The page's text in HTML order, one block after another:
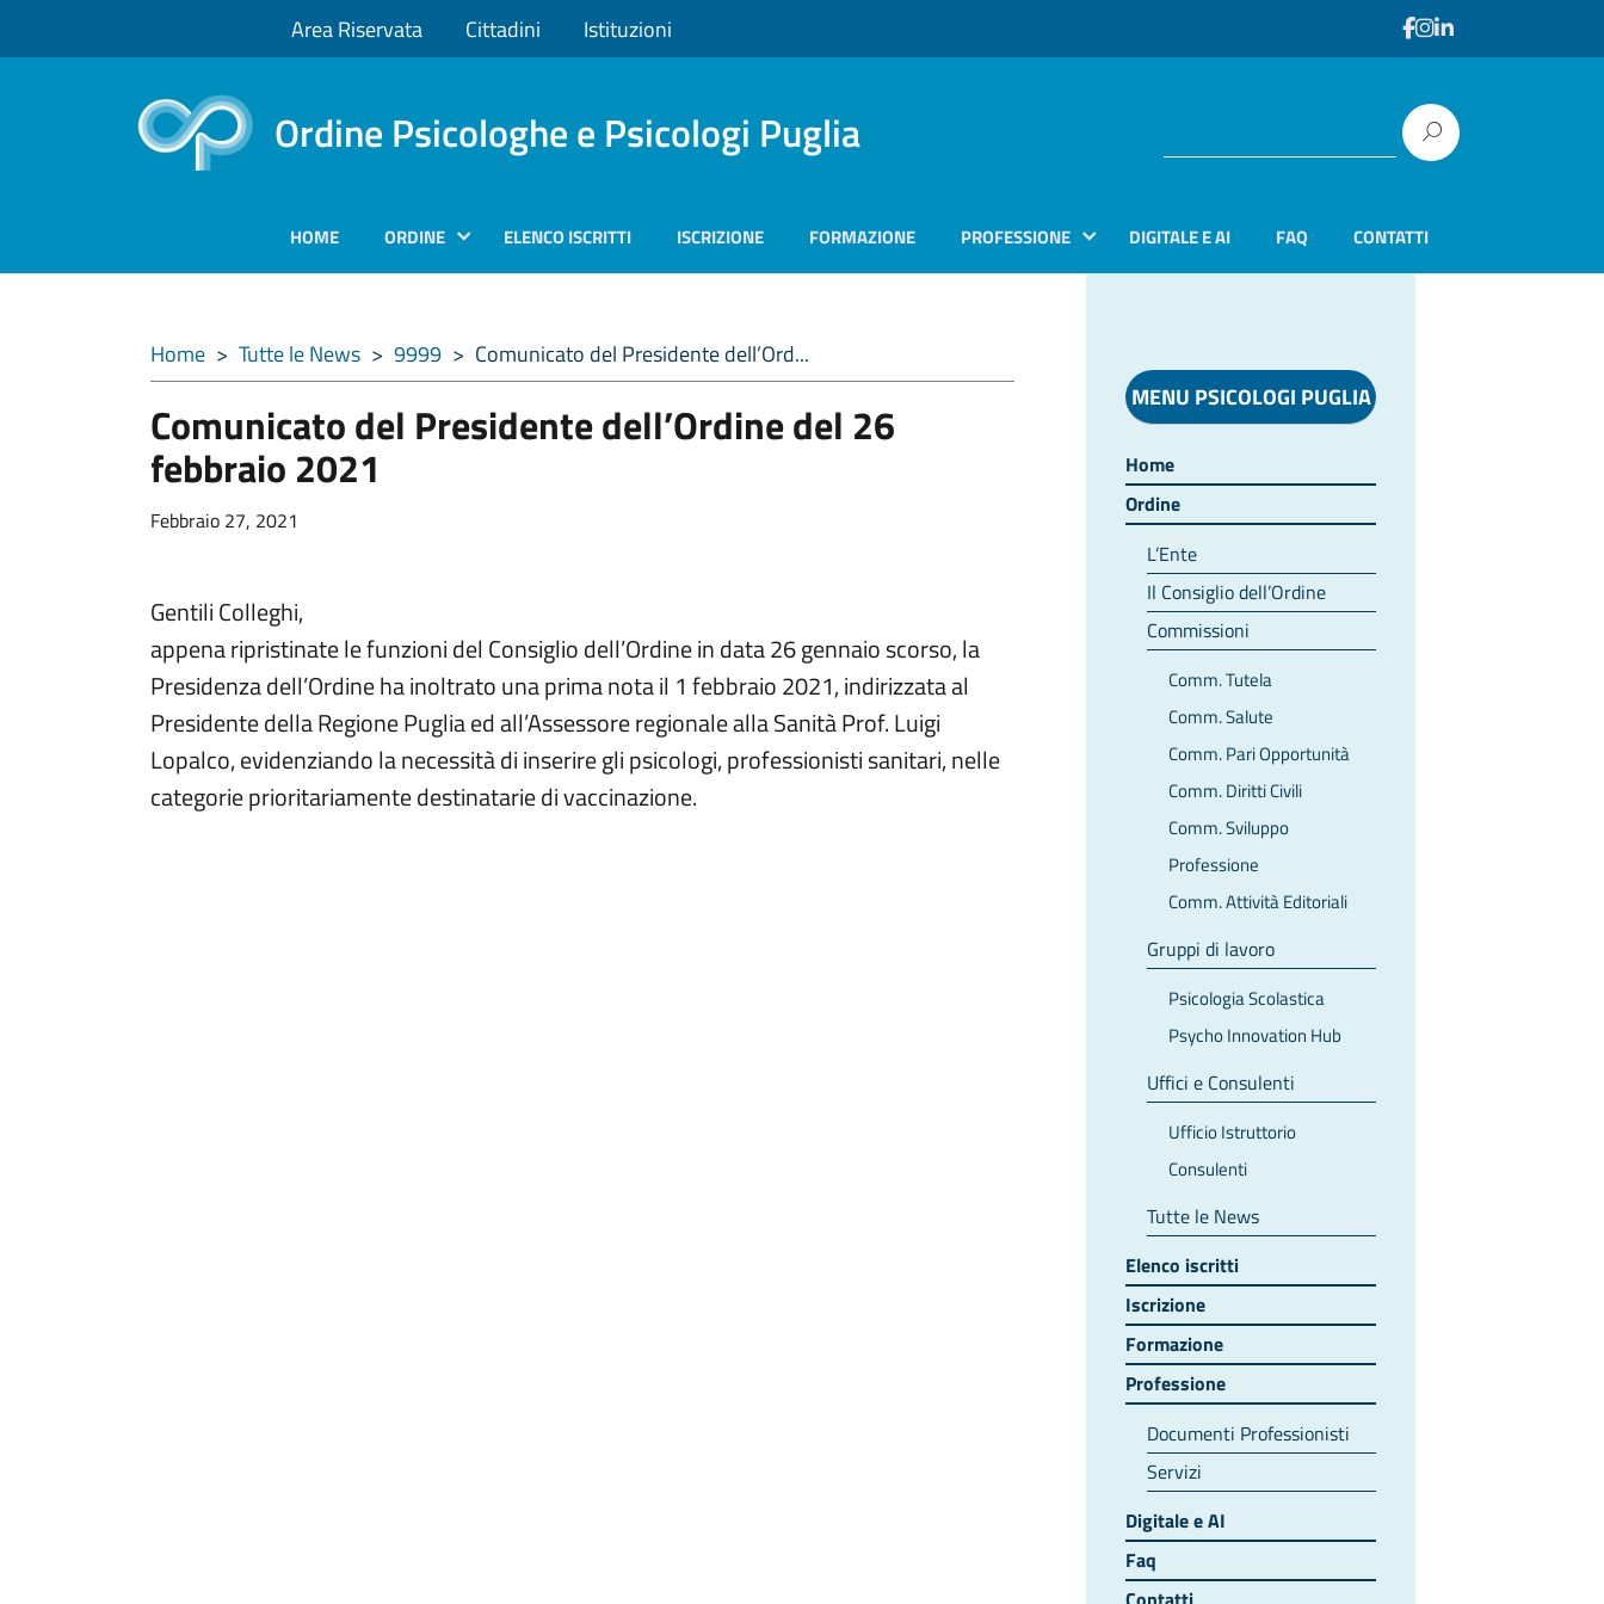
Area Riservata Cittadini Istituzioni
Ordine Psicologhe e Psicologi Puglia
HOME ORDINE ELENCO ISCRITTI ISCRIZIONE FORMAZIONE PROFESSIONE DIGITALE E AI FAQ CONTATTI
Home > Tutte le News > 9999 > Comunicato del Presidente dell’Ord...
Comunicato del Presidente dell’Ordine del 26
febbraio 2021
Febbraio 27, 2021
Gentili Colleghi,
appena ripristinate le funzioni del Consiglio dell’Ordine in data 26 gennaio scorso, la
Presidenza dell’Ordine ha inoltrato una prima nota il 1 febbraio 2021, indirizzata al
Presidente della Regione Puglia ed all’Assessore regionale alla Sanità Prof. Luigi
Lopalco, evidenziando la necessità di inserire gli psicologi, professionisti sanitari, nelle
categorie prioritariamente destinatarie di vaccinazione.
MENU PSICOLOGI PUGLIA
Home
Ordine
L’Ente
Il Consiglio dell’Ordine
Commissioni
Comm. Tutela
Comm. Salute
Comm. Pari Opportunità
Comm. Diritti Civili
Comm. Sviluppo
Professione
Comm. Attività Editoriali
Gruppi di lavoro
Psicologia Scolastica
Psycho Innovation Hub
Uffici e Consulenti
Ufficio Istruttorio
Consulenti
Tutte le News
Elenco iscritti
Iscrizione
Formazione
Professione
Documenti Professionisti
Servizi
Digitale e AI
Faq